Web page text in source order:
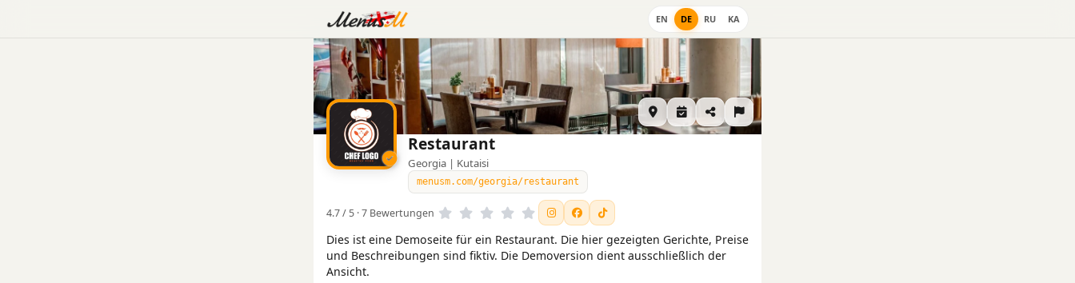
EN DE RU KA
Restaurant
Georgia | Kutaisi
menusm.com/georgia/restaurant
4.7 / 5 · 7 Bewertungen
Dies ist eine Demoseite für ein Restaurant. Die hier gezeigten Gerichte, Preise
und Beschreibungen sind fiktiv. Die Demoversion dient ausschließlich der
Ansicht.